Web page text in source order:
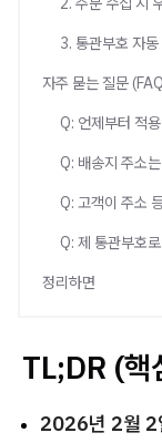
3. 통관부호 자
자주 묻는 질문
Q: 언제부터 적
Q: 배송지 주소
Q: 고객이 주소
Q: 제 통관부호
정리하면
TL;DR (핵
2026년 2월 2